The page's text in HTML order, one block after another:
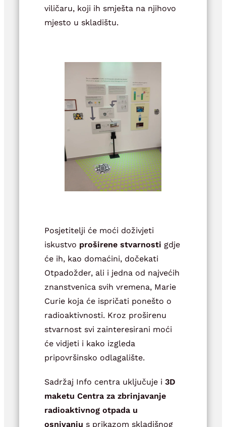
viličaru, koji ih smješta na njihovo
mjesto u skladištu.
Posjetitelji će moći doživjeti
iskustvo proširene stvarnosti gdje
će ih, kao domaćini, dočekati
Otpadožder, ali i jedna od najvećih
znanstvenica svih vremena, Marie
Curie koja će ispričati ponešto o
radioaktivnosti. Kroz proširenu
stvarnost svi zainteresirani moći
će vidjeti i kako izgleda
pripovršinsko odlagalište.
Sadržaj Info centra uključuje i 3D
maketu Centra za zbrinjavanje
radioaktivnog otpada u
osnivanju s prikazom skladišnog